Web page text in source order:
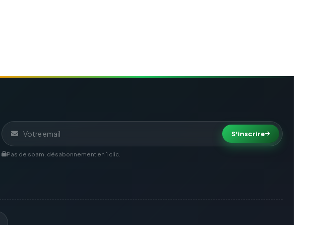
S'inscrire
Pas de spam, désabonnement en 1 clic.